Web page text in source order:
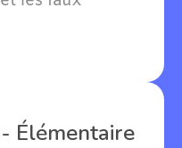
Élémentaire